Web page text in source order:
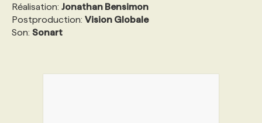
Réalisation: Jonathan Bensimon
Postproduction: Vision Globale
Son: Sonart